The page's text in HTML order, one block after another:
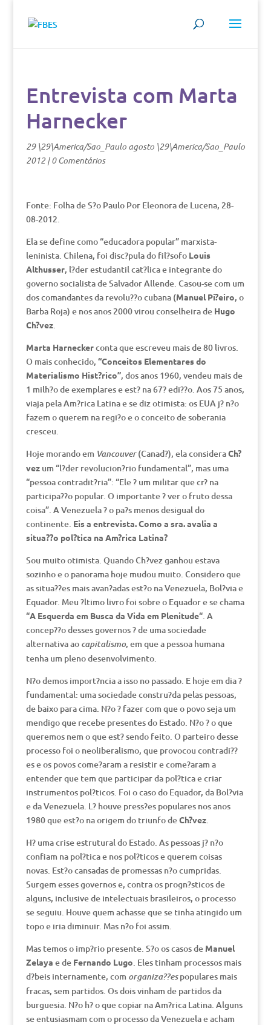
Entrevista com Marta
Harnecker
29 \29\America/Sao_Paulo agosto \29\America/Sao_Paulo
2012|0 Comentários
Fonte: Folha de S?o Paulo Por Eleonora de Lucena, 28-
08-2012.
Ela se define como “educadora popular” marxista-
leninista. Chilena, foi disc?pula do fil?sofo Louis
Althusser, l?der estudantil cat?lica e integrante do
governo socialista de Salvador Allende. Casou-se com um
dos comandantes da revolu??o cubana (Manuel Pi?eiro, o
Barba Roja) e nos anos 2000 virou conselheira de Hugo
Ch?vez.
Marta Harneckerconta que escreveu mais de 80 livros.
O mais conhecido, “Conceitos Elementares do
Materialismo Hist?rico”, dos anos 1960, vendeu mais de
1 milh?o de exemplares e est? na 67? edi??o. Aos 75 anos,
viaja pela Am?rica Latina e se diz otimista: os EUA j? n?o
fazem o querem na regi?o e o conceito de soberania
cresceu.
Hoje morando em Vancouver(Canad?), ela consideraCh?
vezum “l?der revolucion?rio fundamental”, mas uma
“pessoa contradit?ria”: “Ele ? um militar que cr? na
participa??o popular. O importante ? ver o fruto dessa
coisa”. A Venezuela ? o pa?s menos desigual do
continente. Eis a entrevista.Como a sra. avalia a
situa??o pol?tica na Am?rica Latina?
Sou muito otimista. Quando Ch?vez ganhou estava
sozinho e o panorama hoje mudou muito. Considero que
as situa??es mais avan?adas est?o na Venezuela, Bol?via e
Equador. Meu ?ltimo livro foi sobre o Equador e se chama
“A Esquerda em Busca da Vida em Plenitude“. A
concep??o desses governos ? de uma sociedade
alternativa ao capitalismo, em que a pessoa humana
tenha um pleno desenvolvimento.
N?o demos import?ncia a isso no passado. E hoje em dia ?
fundamental: uma sociedade constru?da pelas pessoas,
de baixo para cima. N?o ? fazer com que o povo seja um
mendigo que recebe presentes do Estado. N?o ? o que
queremos nem o que est? sendo feito. O parteiro desse
processo foi o neoliberalismo, que provocou contradi??
es e os povos come?aram a resistir e come?aram a
entender que tem que participar da pol?tica e criar
instrumentos pol?ticos. Foi o caso do Equador, da Bol?via
e da Venezuela. L? houve press?es populares nos anos
1980 que est?o na origem do triunfo deCh?vez.
H? uma crise estrutural do Estado. As pessoas j? n?o
confiam na pol?tica e nos pol?ticos e querem coisas
novas. Est?o cansadas de promessas n?o cumpridas.
Surgem esses governos e, contra os progn?sticos de
alguns, inclusive de intelectuais brasileiros, o processo
se seguiu. Houve quem achasse que se tinha atingido um
topo e iria diminuir. Mas n?o foi assim.
Mas temos o imp?rio presente. S?o os casos de Manuel
Zelaya e de Fernando Lugo. Eles tinham processos mais
d?beis internamente, com organiza??espopulares mais
fracas, sem partidos. Os dois vinham de partidos da
burguesia. N?o h? o que copiar na Am?rica Latina. Alguns
se entusiasmam com o processo da Venezuela e acham